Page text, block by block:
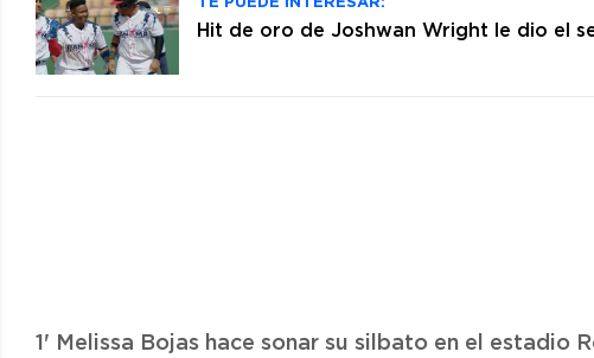
Hit de oro de Joshwan Wright le dio el
1' Melissa Bojas hace sonar su silbato en el estadio